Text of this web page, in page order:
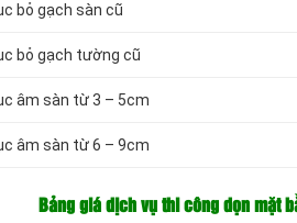
bỏ gạch sàn cũ
bỏ gạch tường cũ
âm sàn từ 3 – 5cm
âm sàn từ 6 – 9cm
Bảng giá dịch vụ thi công dọn mặt